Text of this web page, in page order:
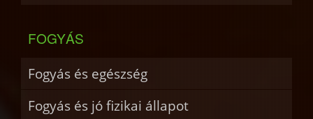
FOGYÁS
Fogyás és egészség
Fogyás és jó fizikai állapot